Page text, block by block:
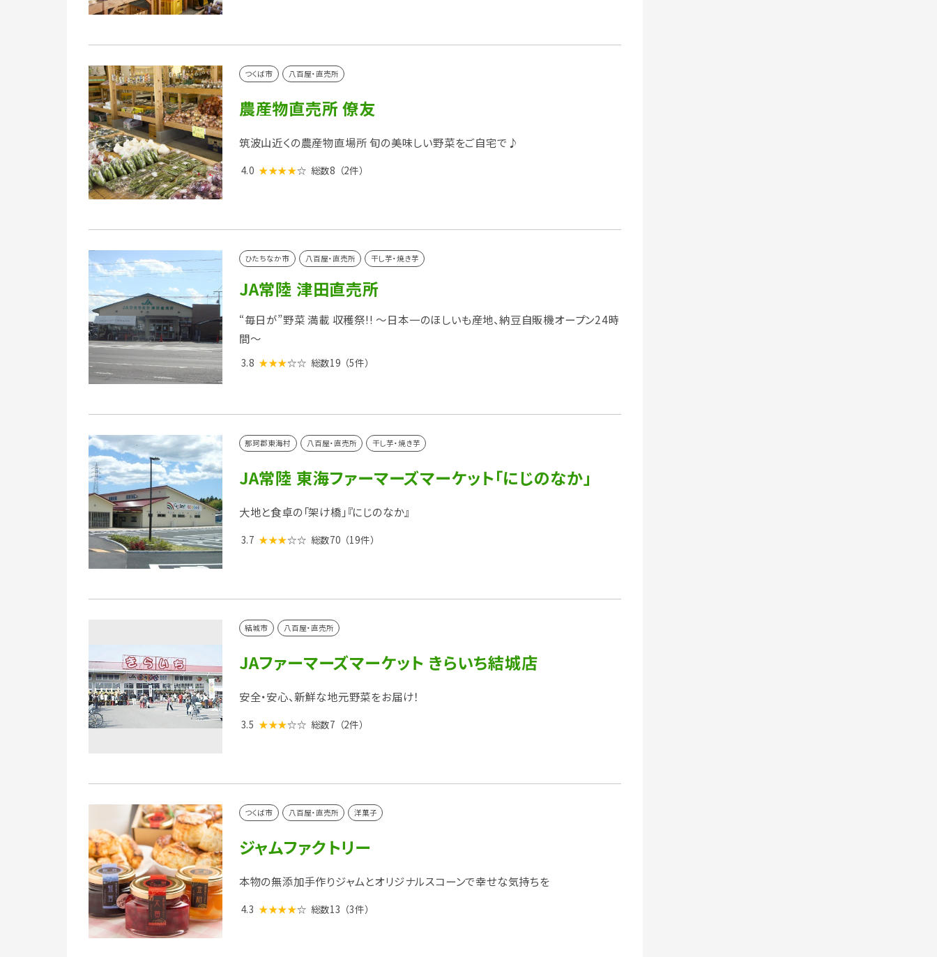
つくば市 八百屋・直売所
農産物直売所 僚友
筑波山近くの農産物直場所 旬の美味しい野菜をご自宅で♪
4.0 ★★★★☆ 総数8 （2件）
ひたちなか市 八百屋・直売所 干し芋・焼き芋
JA常陸 津田直売所
“毎日が”野菜 満載 収穫祭!! ～日本一のほしいも産地、納豆自販機オープン24時
間～
3.8 ★★★☆☆ 総数19 （5件）
那珂郡東海村 八百屋・直売所 干し芋・焼き芋
JA常陸 東海ファーマーズマーケット「にじのなか」
大地と食卓の「架け橋」『にじのなか』
3.7 ★★★☆☆ 総数70 （19件）
結城市 八百屋・直売所
JAファーマーズマーケット きらいち結城店
安全・安心、新鮮な地元野菜をお届け！
3.5 ★★★☆☆ 総数7 （2件）
つくば市 八百屋・直売所 洋菓子
ジャムファクトリー
本物の無添加手作りジャムとオリジナルスコーンで幸せな気持ちを
4.3 ★★★★☆ 総数13 （3件）